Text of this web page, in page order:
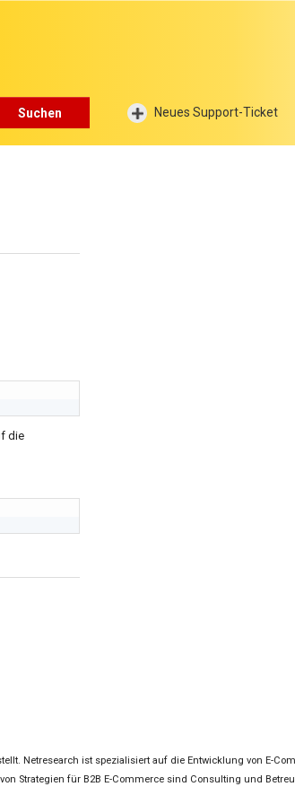
Suchen Neues Support-Ticket
die
Netresearch ist spezialisiert auf die Entwicklung von E-
Strategien für B2B E-Commerce sind Consulting und